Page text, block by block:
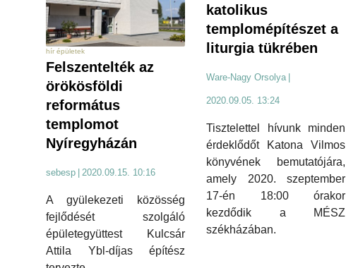
hír épületek
Felszentelték az
örökösföldi
református
templomot
Nyíregyházán
sebesp 2020.09.15. 10:16
A gyülekezeti közösség
fejlődését szolgáló
épületegyüttest Kulcsár
Attila Ybl-díjas építész
katolikus
templomépítészet a
liturgia tükrében
Ware-Nagy Orsolya
2020.09.05. 13:24
Tisztelettel hívunk minden
érdeklődőt Katona Vilmos
könyvének bemutatójára,
amely 2020. szeptember
17-én 18:00 órakor
kezdődik a MÉSZ
székházában.